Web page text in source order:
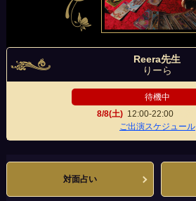
Reera先生
りーら
待機中
8/8(土) 12:00-22:00
ご出演スケジュール
対面占い